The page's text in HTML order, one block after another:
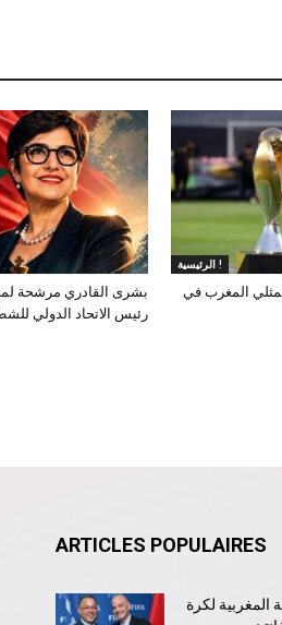
بشرى القادري مرشحة
رئيس الاتحاد الدولي
الرئيسية !
المغرب في
ARTICLES POPULAIRES
المغربية لكرة